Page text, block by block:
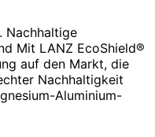
Nachhaltige
Mit LANZ EcoShield®
auf den Markt, die
Nachhaltigkeit
Aluminium-